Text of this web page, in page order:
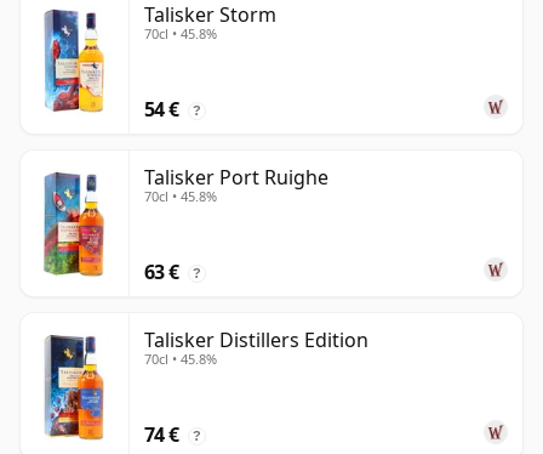
Talisker Storm
70cl • 45.8%
54 € ?
Talisker Port Ruighe
70cl • 45.8%
63 € ?
Talisker Distillers Edition
70cl • 45.8%
74 € ?